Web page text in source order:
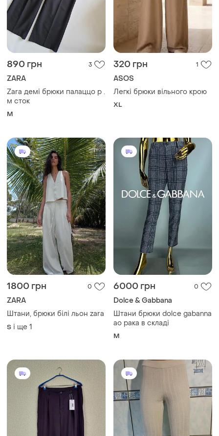
890 грн 3
ZARA
Zara демі брюки палаццо р .
м сток
M
320 грн 1
ASOS
Легкі брюки вільного крою
XL
1800 грн 0
ZARA
Штани, брюки білі льон zara
S і ще 1
6000 грн 0
Dolce & Gabbana
Штани брюки dolce gabanna
aо рака в складі
M